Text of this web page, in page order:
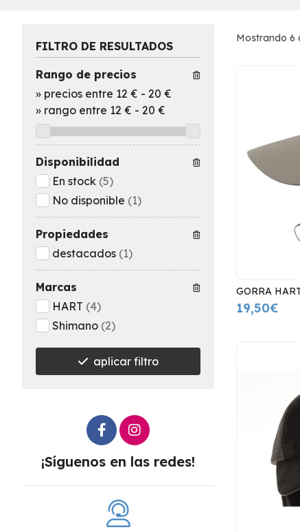
Mostrando 6
GORRA
19,50€
FILTRO DE RESULTADOS
Rango de precios
» precios entre 12 € - 20 €
» rango entre 12 € - 20 €
Disponibilidad
En stock (5)
No disponible (1)
Propiedades
destacados (1)
Marcas
HART (4)
Shimano (2)
aplicar filtro
¡Síguenos en las redes!